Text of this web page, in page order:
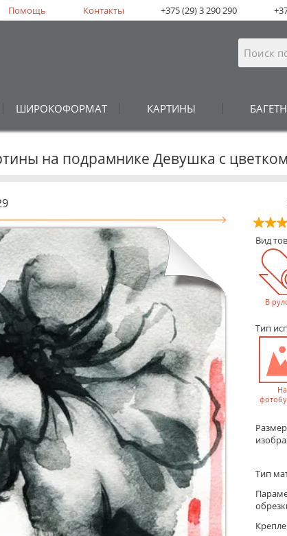
ШИРОКОФОРМАТ КАРТИНЫ
Помощь Контакты +375 (29) 3 290 290
на подрамнике Девушка с
Вид
В
Тип
На
Размер
Тип